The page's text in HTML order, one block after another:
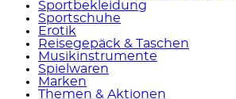
Sportbekleidung
Sportschuhe
Erotik
Reisegepäck & Taschen
Musikinstrumente
Spielwaren
Marken
Themen & Aktionen